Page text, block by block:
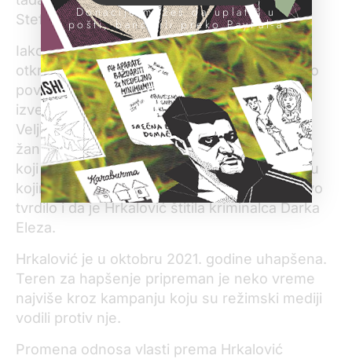
Stefanovića.
Iako je radila u policiji, Hrkalović je, kako su
otkrili novinari i utvrdila policija, bila posredno
povezana sa kriminalcima. Policija je tako u
izveštaju o veštačenju telefona kriminalca
Veljka Belivuka citirala njegove prepiske sa
žandarmom Nenadom Vučkovićem Vučkom,
koji je zapravo bio pravi vođa ove grupe – a u
kojima pominju Hrkalović. Kasnije je tužilaštvo
tvrdilo i da je Hrkalović štitila kriminalca Darka
Eleza.
Hrkalović je u oktobru 2021. godine uhapšena.
Teren za hapšenje pripreman je neko vreme
najviše kroz kampanju koju su režimski mediji
vodili protiv nje.
Promena odnosa vlasti prema Hrkalović
Donacije možeš da uplatiš u
pošti, banci ili preko PayPal-a